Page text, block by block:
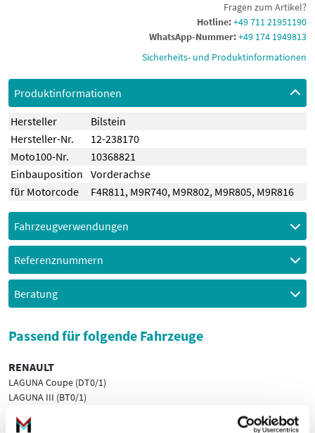
Fragen zum Artikel?
Hotline:+49 711 21951190
WhatsApp-Nummer:+49 174 1949813
Sicherheits- und Produktinformationen
Produktinformationen
Hersteller
Bilstein
Hersteller-Nr.
12-238170
Moto100-Nr.
10368821
Einbauposition
Vorderachse
für Motorcode
F4R811, M9R740, M9R802, M9R805, M9R816
Fahrzeugverwendungen
Referenznummern
Beratung
Passend für folgende Fahrzeuge
RENAULT
LAGUNA Coupe (DT0/1)
LAGUNA III (BT0/1)